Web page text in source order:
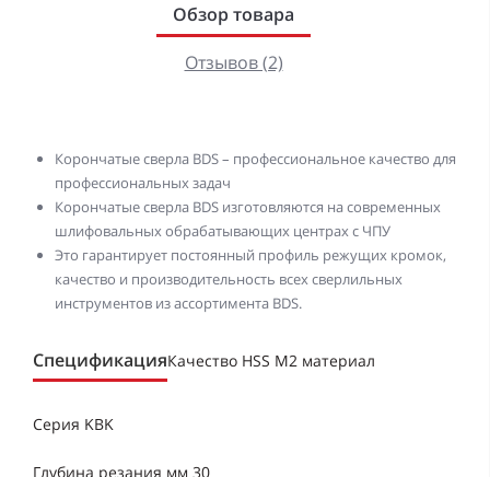
Обзор товара
Отзывов (2)
Корончатые сверла BDS – профессиональное качество для
профессиональных задач
Корончатые сверла BDS изготовляются на современных
шлифовальных обрабатывающих центрах с ЧПУ
Это гарантирует постоянный профиль режущих кромок,
качество и производительность всех сверлильных
инструментов из ассортимента BDS.
СпецификацияКачество HSS M2 материал
Серия KBK
Глубина резания мм 30